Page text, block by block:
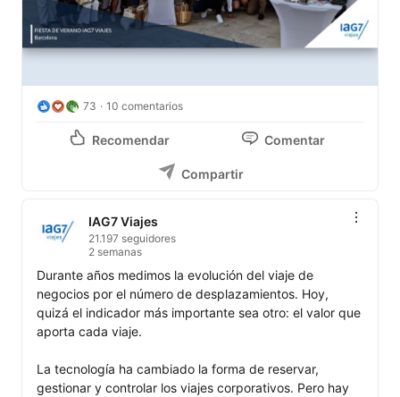
73 10 comentarios
Recomendar Comentar
Compartir
IAG7 Viajes
21.197 seguidores
2 semanas
Durante años medimos la evolución del viaje de
negocios por el número de desplazamientos. Hoy,
quizá el indicador más importante sea otro: el valor que
aporta cada viaje.
La tecnología ha cambiado la forma de reservar,
gestionar y controlar los viajes corporativos. Pero hay